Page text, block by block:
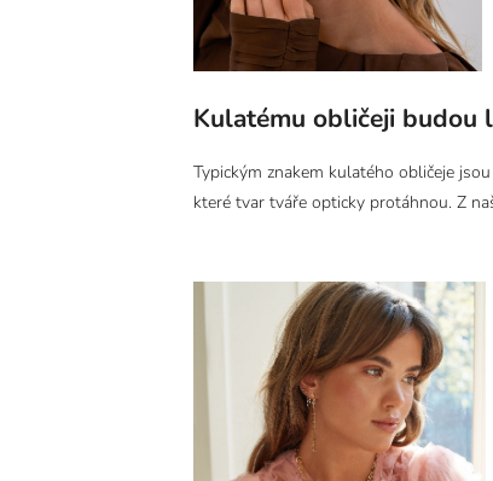
Kulatému obličeji budou
Typickým znakem kulatého obličeje
které tvar tváře opticky protáhnou. Z